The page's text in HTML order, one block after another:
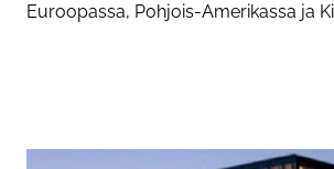
Euroopassa, Pohjois-Amerikassa ja